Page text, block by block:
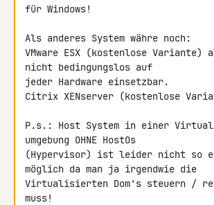
für Windows!
Als anderes System währe noch:
VMware ESX (kostenlose Variante)
nicht bedingungslos auf
jeder Hardware einsetzbar.
Citrix XENserver (kostenlose
P.s.: Host System in einer
umgebung OHNE HostOs
(Hypervisor) ist leider nicht so
möglich da man ja irgendwie die
Virtualisierten Dom's steuern /
muss!